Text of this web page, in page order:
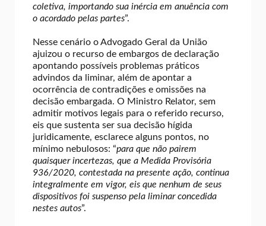
coletiva, importando sua inércia em anuência com
o acordado pelas partes”.
Nesse cenário o Advogado Geral da União
ajuizou o recurso de embargos de declaração
apontando possíveis problemas práticos
advindos da liminar, além de apontar a
ocorrência de contradições e omissões na
decisão embargada. O Ministro Relator, sem
admitir motivos legais para o referido recurso,
eis que sustenta ser sua decisão hígida
juridicamente, esclarece alguns pontos, no
mínimo nebulosos: “para que não pairem
quaisquer incertezas, que a Medida Provisória
936/2020, contestada na presente ação, continua
integralmente em vigor, eis que nenhum de seus
dispositivos foi suspenso pela liminar concedida
nestes autos”.